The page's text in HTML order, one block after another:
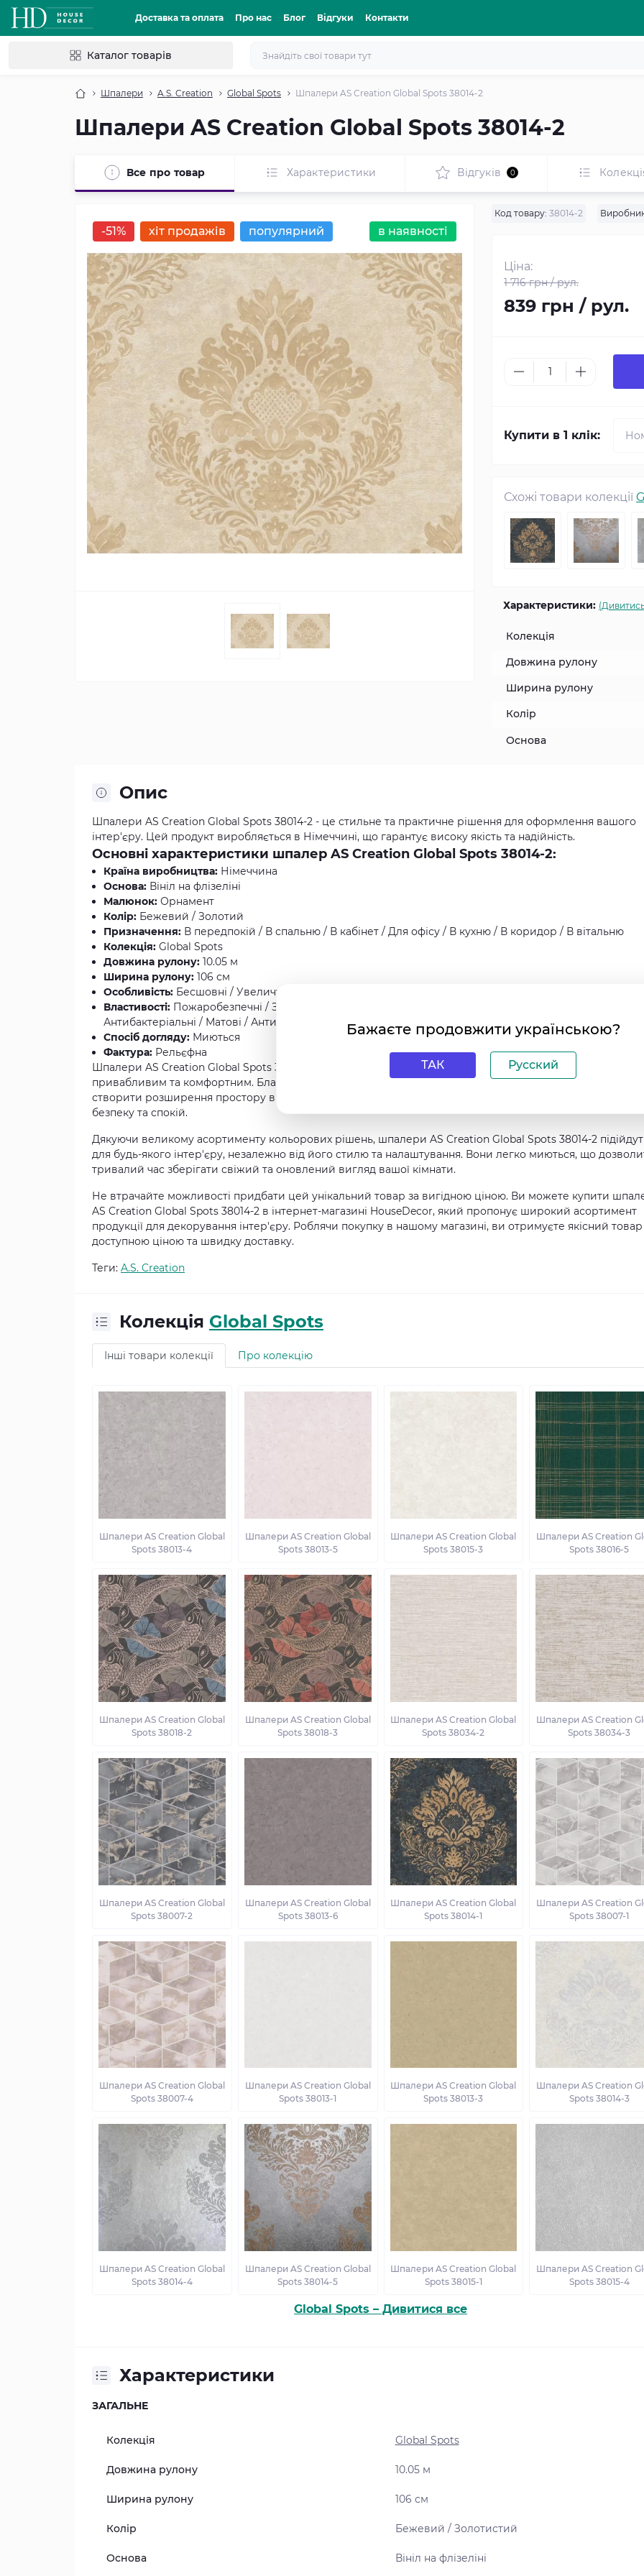
Доставка та оплата Про нас Блог Відгуки Контакти
Каталог товарів
Шпалери A.S. Creation Global Spots Шпалери AS Creation Global Spots 38014-2
Шпалери AS Creation Global Spots 38014-2
Все про товар Характеристики Відгуків 0
-51% хіт продажів популярний в наявності
Код товару: 38014-2
Ціна:
1 716 грн / рул.
839 грн / рул.
Купити в 1 клік:
Схожі товари колекції
Характеристики:
Колекція
Довжина рулону
Ширина рулону
Колір
Основа
Опис
Шпалери AS Creation Global Spots 38014-2 - це стильне та практичне рішення для оформлення вашого
інтер'єру. Цей продукт виробляється в Німеччині, що гарантує високу якість та надійність.
Основні характеристики шпалер AS Creation Global Spots 38014-2:
Країна виробництва: Німеччина
Основа: Вініл на флізеліні
Малюнок: Орнамент
Колір: Бежевий / Золотий
Призначення: В передпокій / В спальню / В кабінет / Для офісу / В кухню / В коридор / В вітальню
Колекція: Global Spots
Довжина рулону: 10.05 м
Ширина рулону: 106 см
Особливість: Бесшовні / Увеличують кімнату
Властивості: Пожаробезпечні / Зносостійкі / Світлостійкі / Миються / Клей наноситься на стіну /
Антибактеріальні / Матові / Антивандальні
Спосіб догляду: Миються
Фактура: Рельєфна
Шпалери AS Creation Global Spots 38014-2 мають безліч переваг, які зроблять ваш інтер'єр ще більш
привабливим та комфортним. Благодаря своїй особливості "бесшовности" шпалери дозволять вам
створити розширення простору в кожному помешканні. Також, вони пожаробезпечні, що забезпечить
безпеку та спокій.
Дякуючи великому асортименту кольорових рішень, шпалери AS Creation Global Spots 38014-2
для будь-якого інтер'єру, незалежно від його стилю та налаштування. Вони легко миються, що
тривалий час зберігати свіжий та оновлений вигляд вашої кімнати.
Не втрачайте можливості придбати цей унікальний товар за вигідною ціною. Ви можете купити
AS Creation Global Spots 38014-2 в інтернет-магазині HouseDecor, який пропонує широкий асортимент
продукції для декорування інтер'єру. Роблячи покупку в нашому магазині, ви отримуєте якісний товар
доступною ціною та швидку доставку.
Теги: A.S. Creation
Колекція Global Spots
Інші товари колекції Про колекцію
Шпалери AS Creation Global
Spots 38013-4
Шпалери AS Creation Global
Spots 38013-5
Шпалери AS Creation Global
Spots 38015-3
Шпалери AS Creation
Spots 38016-5
Шпалери AS Creation Global
Spots 38018-2
Шпалери AS Creation Global
Spots 38018-3
Шпалери AS Creation Global
Spots 38034-2
Шпалери AS Creation
Spots 38034-3
Шпалери AS Creation Global
Spots 38007-2
Шпалери AS Creation Global
Spots 38013-6
Шпалери AS Creation Global
Spots 38014-1
Шпалери AS Creation
Spots 38007-1
Шпалери AS Creation Global
Spots 38007-4
Шпалери AS Creation Global
Spots 38013-1
Шпалери AS Creation Global
Spots 38013-3
Шпалери AS Creation
Spots 38014-3
Шпалери AS Creation Global
Spots 38014-4
Шпалери AS Creation Global
Spots 38014-5
Шпалери AS Creation Global
Spots 38015-1
Шпалери AS Creation
Spots 38015-4
Global Spots – Дивитися все
Характеристики
ЗАГАЛЬНЕ
Колекція Global Spots
Довжина рулону 10.05 м
Ширина рулону 106 см
Колір Бежевий / Золотистий
Основа Вініл на флізеліні
Бажаєте продовжити українською?
ТАК Русский